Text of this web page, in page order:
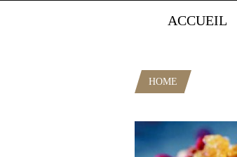
ACCUEIL
HOME